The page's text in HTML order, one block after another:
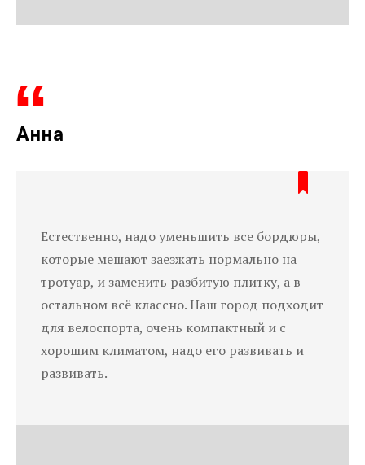
Анна
Естественно, надо уменьшить все бордюры,
которые мешают заезжать нормально на
тротуар, и заменить разбитую плитку, а в
остальном всё классно. Наш город подходит
для велоспорта, очень компактный и с
хорошим климатом, надо его развивать и
развивать.